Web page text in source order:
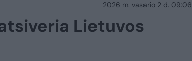
2026 m. vasario 2 d. 09:06
Lietuvos